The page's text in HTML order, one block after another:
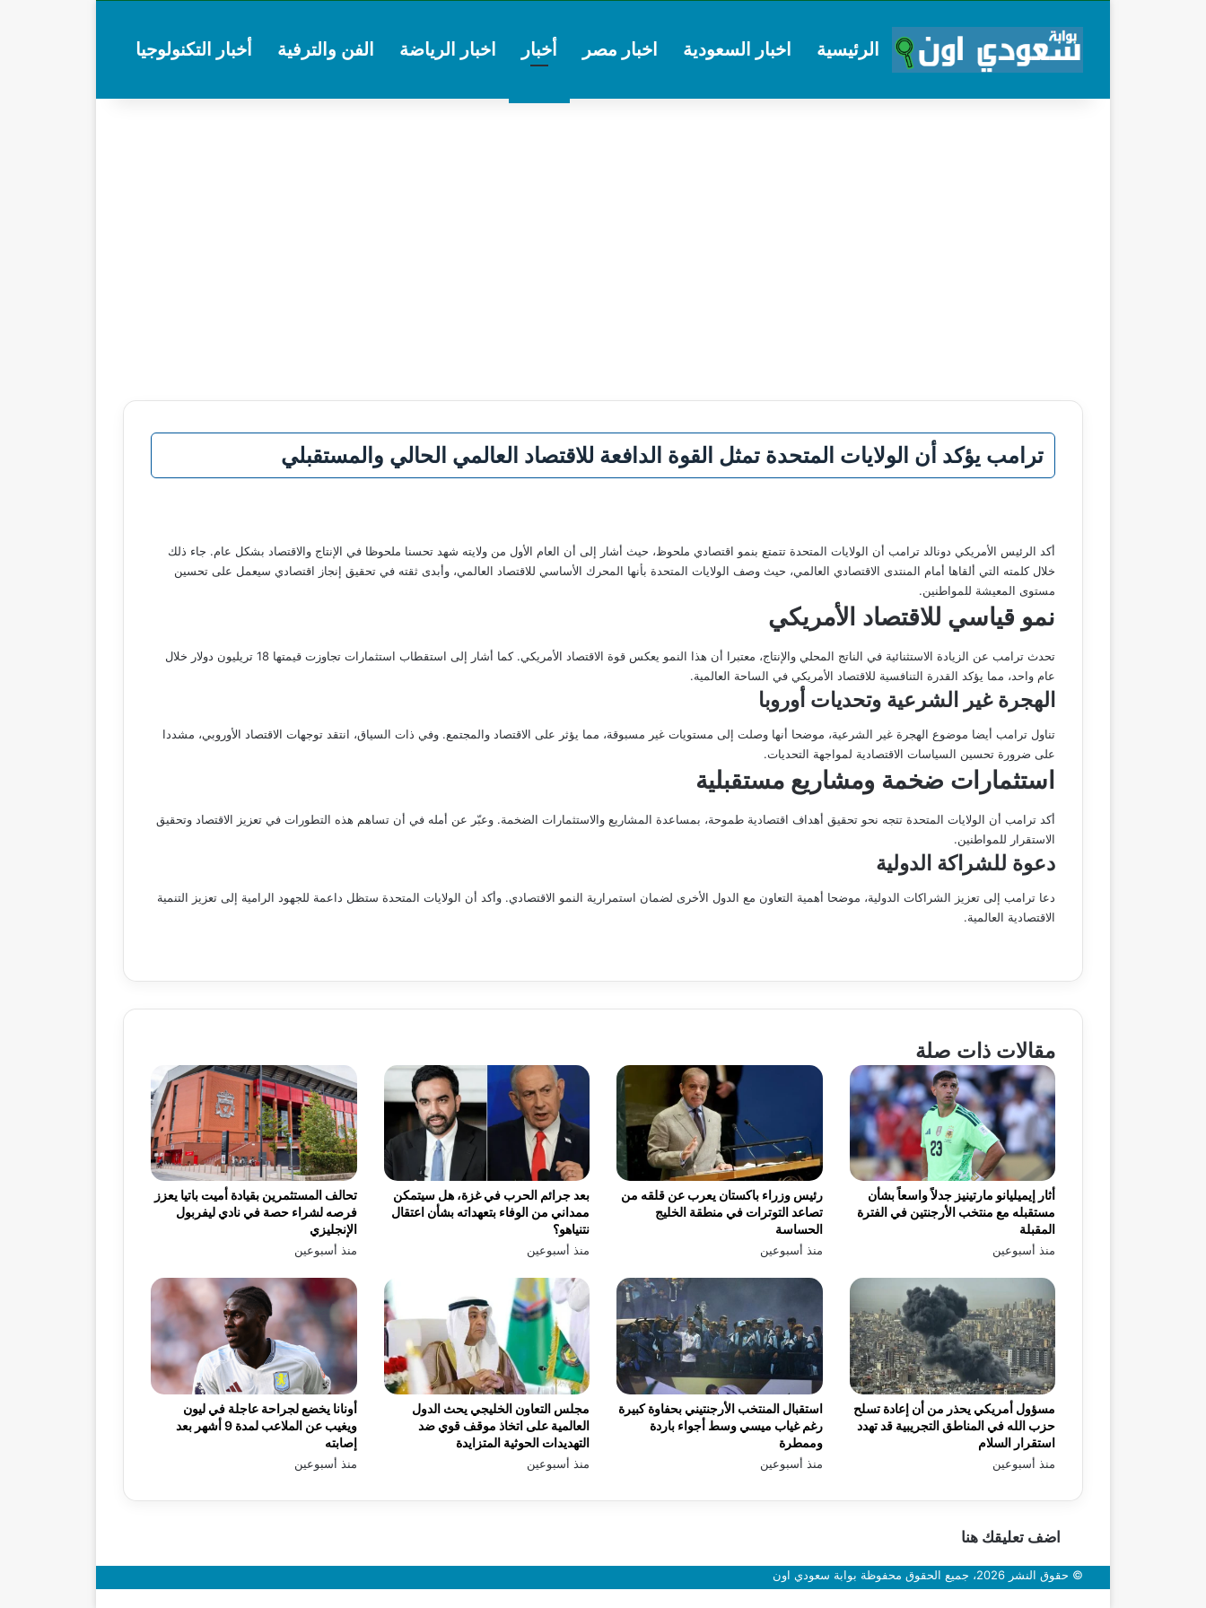
الرئيسية اخبار السعودية اخبار مصر أخبار اخبار الرياضة الفن والترفية أخبار التكنولوجيا
ترامب يؤكد أن الولايات المتحدة تمثل القوة الدافعة للاقتصاد العالمي الحالي والمستقبلي
أكد الرئيس الأمريكي دونالد ترامب أن الولايات المتحدة تتمتع بنمو اقتصادي ملحوظ، حيث أشار إلى أن العام الأول من ولايته شهد تحسنا ملحوظا في الإنتاج والاقتصاد بشكل عام. جاء ذلك
خلال كلمته التي ألقاها أمام المنتدى الاقتصادي العالمي، حيث وصف الولايات المتحدة بأنها المحرك الأساسي للاقتصاد العالمي، وأبدى ثقته في تحقيق إنجاز اقتصادي سيعمل على تحسين
مستوى المعيشة للمواطنين.
نمو قياسي للاقتصاد الأمريكي
تحدث ترامب عن الزيادة الاستثنائية في الناتج المحلي والإنتاج، معتبرا أن هذا النمو يعكس قوة الاقتصاد الأمريكي. كما أشار إلى استقطاب استثمارات تجاوزت قيمتها 18 تريليون دولار خلال
عام واحد، مما يؤكد القدرة التنافسية للاقتصاد الأمريكي في الساحة العالمية.
الهجرة غير الشرعية وتحديات أوروبا
تناول ترامب أيضا موضوع الهجرة غير الشرعية، موضحا أنها وصلت إلى مستويات غير مسبوقة، مما يؤثر على الاقتصاد والمجتمع. وفي ذات السياق، انتقد توجهات الاقتصاد الأوروبي، مشددا
على ضرورة تحسين السياسات الاقتصادية لمواجهة التحديات.
استثمارات ضخمة ومشاريع مستقبلية
أكد ترامب أن الولايات المتحدة تتجه نحو تحقيق أهداف اقتصادية طموحة، بمساعدة المشاريع والاستثمارات الضخمة. وعبّر عن أمله في أن تساهم هذه التطورات في تعزيز الاقتصاد وتحقيق
الاستقرار للمواطنين.
دعوة للشراكة الدولية
دعا ترامب إلى تعزيز الشراكات الدولية، موضحا أهمية التعاون مع الدول الأخرى لضمان استمرارية النمو الاقتصادي. وأكد أن الولايات المتحدة ستظل داعمة للجهود الرامية إلى تعزيز التنمية
الاقتصادية العالمية.
مقالات ذات صلة
تحالف المستثمرين بقيادة أميت باتيا يعزز
فرصه لشراء حصة في نادي ليفربول
الإنجليزي
منذ أسبوعين
بعد جرائم الحرب في غزة، هل سيتمكن
ممداني من الوفاء بتعهداته بشأن اعتقال
نتنياهو؟
منذ أسبوعين
رئيس وزراء باكستان يعرب عن قلقه من
تصاعد التوترات في منطقة الخليج
الحساسة
منذ أسبوعين
أثار إيميليانو مارتينيز جدلاً واسعاً بشأن
مستقبله مع منتخب الأرجنتين في الفترة
المقبلة
منذ أسبوعين
أونانا يخضع لجراحة عاجلة في ليون
ويغيب عن الملاعب لمدة 9 أشهر بعد
إصابته
منذ أسبوعين
مجلس التعاون الخليجي يحث الدول
العالمية على اتخاذ موقف قوي ضد
التهديدات الحوثية المتزايدة
منذ أسبوعين
استقبال المنتخب الأرجنتيني بحفاوة كبيرة
رغم غياب ميسي وسط أجواء باردة
وممطرة
منذ أسبوعين
مسؤول أمريكي يحذر من أن إعادة تسلح
حزب الله في المناطق التجريبية قد تهدد
استقرار السلام
منذ أسبوعين
اضف تعليقك هنا
© حقوق النشر 2026، جميع الحقوق محفوظة بوابة سعودي اون